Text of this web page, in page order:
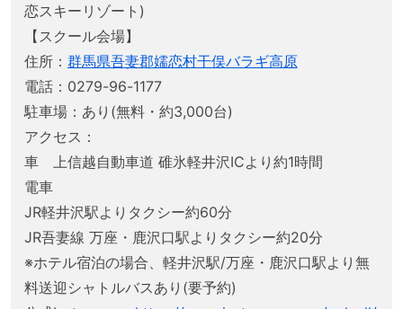
恋スキーリゾート)
【スクール会場】
住所： 群馬県吾妻郡嬬恋村干俣バラギ高原
電話：0279-96-1177
駐車場：あり(無料・約3,000台)
アクセス：
車 上信越自動車道 碓氷軽井沢ICより約1時間
電車
JR軽井沢駅よりタクシー約60分
JR吾妻線 万座・鹿沢口駅よりタクシー約20分
※ホテル宿泊の場合、軽井沢駅/万座・鹿沢口駅より無
料送迎シャトルバスあり(要予約)